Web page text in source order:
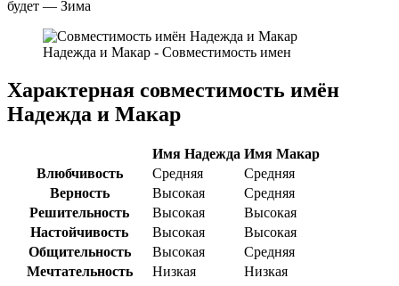
будет — Зима
Надежда и Макар - Совместимость имен
Характерная совместимость имён
Надежда и Макар
Имя Надежда Имя Макар
Влюбчивость
Средняя
Средняя
Верность
Высокая
Средняя
Решительность
Высокая
Высокая
Настойчивость
Высокая
Высокая
Общительность
Высокая
Средняя
Мечтательность
Низкая
Низкая